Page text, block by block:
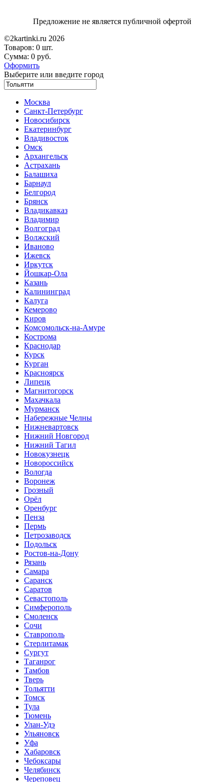
Предложение не является публичной офертой
©2kartinki.ru 2026
Товаров: 0 шт.
Сумма: 0 руб.
Оформить
Выберите или введите город
Москва
Санкт-Петербург
Новосибирск
Екатеринбург
Владивосток
Омск
Архангельск
Астрахань
Балашиха
Барнаул
Белгород
Брянск
Владикавказ
Владимир
Волгоград
Волжский
Иваново
Ижевск
Иркутск
Йошкар-Ола
Казань
Калининград
Калуга
Кемерово
Киров
Комсомольск-на-Амуре
Кострома
Краснодар
Курск
Курган
Красноярск
Липецк
Магнитогорск
Махачкала
Мурманск
Набережные Челны
Нижневартовск
Нижний Новгород
Нижний Тагил
Новокузнецк
Новороссийск
Вологда
Воронеж
Грозный
Орёл
Оренбург
Пенза
Пермь
Петрозаводск
Подольск
Ростов-на-Дону
Рязань
Самара
Саранск
Саратов
Севастополь
Симферополь
Смоленск
Сочи
Ставрополь
Стерлитамак
Сургут
Таганрог
Тамбов
Тверь
Тольятти
Томск
Тула
Тюмень
Улан-Удэ
Ульяновск
Уфа
Хабаровск
Чебоксары
Челябинск
Череповец